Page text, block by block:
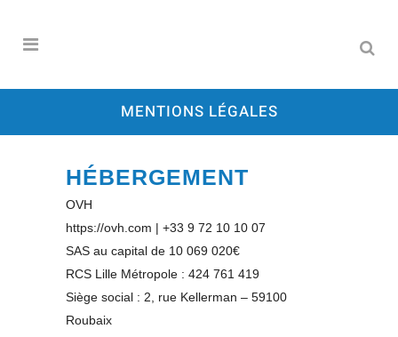
MENTIONS LÉGALES
HÉBERGEMENT
OVH
https://ovh.com | +33 9 72 10 10 07
SAS au capital de 10 069 020€
RCS Lille Métropole : 424 761 419
Siège social : 2, rue Kellerman – 59100
Roubaix